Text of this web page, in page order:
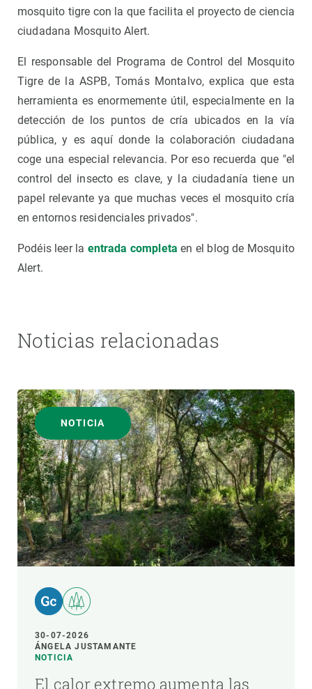
mosquito tigre con la que facilita el proyecto de ciencia
ciudadana Mosquito Alert.
El responsable del Programa de Control del Mosquito
Tigre de la ASPB, Tomás Montalvo, explica que esta
herramienta es enormemente útil, especialmente en la
detección de los puntos de cría ubicados en la vía
pública, y es aquí donde la colaboración ciudadana
coge una especial relevancia. Por eso recuerda que "el
control del insecto es clave, y la ciudadanía tiene un
papel relevante ya que muchas veces el mosquito cría
en entornos residenciales privados".
Podéis leer la entrada completa en el blog de Mosquito
Alert.
Noticias relacionadas
NOTICIA
30-07-2026
ÁNGELA JUSTAMANTE
NOTICIA
El calor extremo aumenta las